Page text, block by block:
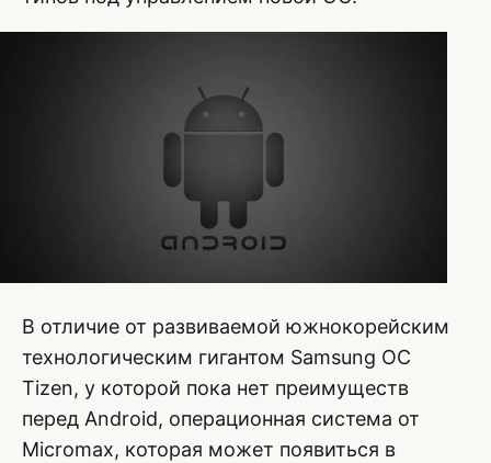
В отличие от развиваемой южнокорейским
технологическим гигантом Samsung ОС
Tizen, у которой пока нет преимуществ
перед Android, операционная система от
Micromax, которая может появиться в